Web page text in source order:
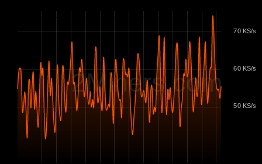
2Miners.com
50 KS/s
60 KS/s
70 KS/s